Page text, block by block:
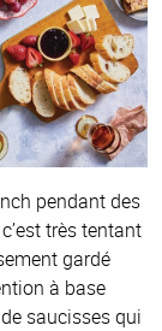
pendant des
très tentant
gardé
à base
saucisses qui